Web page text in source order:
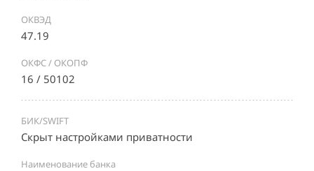
ОКВЭД
47.19
ОКФС / ОКОПФ
16 / 50102
БИК/SWIFT
Скрыт настройками приватности
Наименование банка